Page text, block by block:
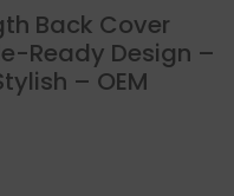
Back Cover
Ready Design –
– OEM